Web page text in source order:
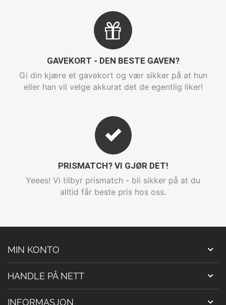
GAVEKORT - DEN BESTE GAVEN?
Gi din kjære et gavekort og vær sikker på at hun
eller han vil velge akkurat det de egentlig liker!
PRISMATCH? VI GJØR DET!
Yeees! Vi tilbyr prismatch - bli sikker på at du
alltid får beste pris hos oss.
MIN KONTO
HANDLE PÅ NETT
INFORMASJON